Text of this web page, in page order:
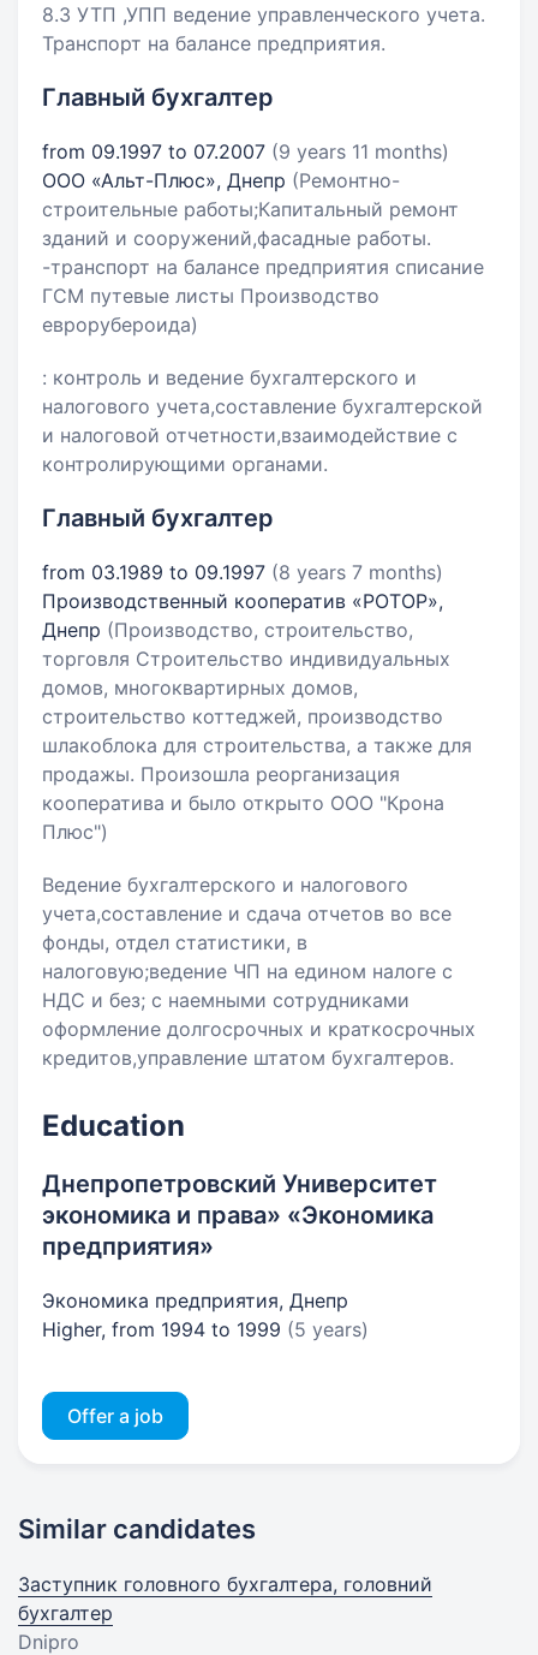
8.3 УТП ,УПП ведение управленческого учета.
Транспорт на балансе предприятия.
Главный бухгалтер
from 09.1997 to 07.2007 (9 years 11 months)
ООО «Альт-Плюс», Днепр (Ремонтно-
строительные работы;Капитальный ремонт
зданий и сооружений,фасадные работы.
-транспорт на балансе предприятия списание
ГСМ путевые листы Производство
еврорубероида)
: контроль и ведение бухгалтерского и
налогового учета,составление бухгалтерской
и налоговой отчетности,взаимодействие с
контролирующими органами.
Главный бухгалтер
from 03.1989 to 09.1997 (8 years 7 months)
Производственный кооператив «РОТОР»,
Днепр (Производство, строительство,
торговля Строительство индивидуальных
домов, многоквартирных домов,
строительство коттеджей, производство
шлакоблока для строительства, а также для
продажы. Произошла реорганизация
кооператива и было открыто ООО "Крона
Плюс")
Ведение бухгалтерского и налогового
учета,составление и сдача отчетов во все
фонды, отдел статистики, в
налоговую;ведение ЧП на едином налоге с
НДС и без; с наемными сотрудниками
оформление долгосрочных и краткосрочных
кредитов,управление штатом бухгалтеров.
Education
Днепропетровский Университет
экономика и права» «Экономика
предприятия»
Экономика предприятия, Днепр
Higher, from 1994 to 1999 (5 years)
Offer a job
Similar candidates
Заступник головного бухгалтера, головний
бухгалтер
Dnipro